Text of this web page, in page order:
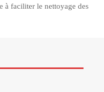
à faciliter le nettoyage des